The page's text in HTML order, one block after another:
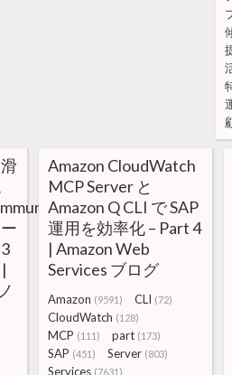
」
Amazon CloudWatch
MCP Server と
Amazon Q CLI で SAP
運用を効率化 – Part 4
| Amazon Web
Services ブログ
Amazon (9591) CLI (72)
CloudWatch (128)
MCP (111) part (173)
SAP (451) Server (803)
Services (7631)